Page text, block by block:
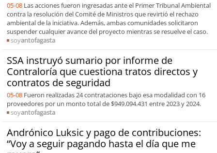
05-08 Las acciones fueron ingresadas ante el Primer Tribunal Ambiental
contra la resolución del Comité de Ministros que revirtió el rechazo
ambiental de la iniciativa. Además, ambas comunidades solicitaron
suspender cualquier avance del proyecto mientras se resuelve el caso.
soyantofagasta
SSA instruyó sumario por informe de
Contraloría que cuestiona tratos directos y
contratos de seguridad
05-08 Fueron realizadas 24 contrataciones bajo esa modalidad con 16
proveedores por un monto total de $949.094.431 entre 2023 y 2024.
soyantofagasta
Andrónico Luksic y pago de contribuciones:
“Voy a seguir pagando hasta el día que me